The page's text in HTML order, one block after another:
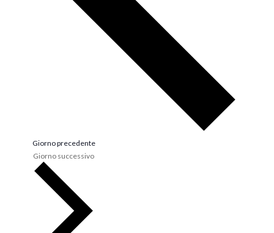
Giorno precedente
Giorno successivo